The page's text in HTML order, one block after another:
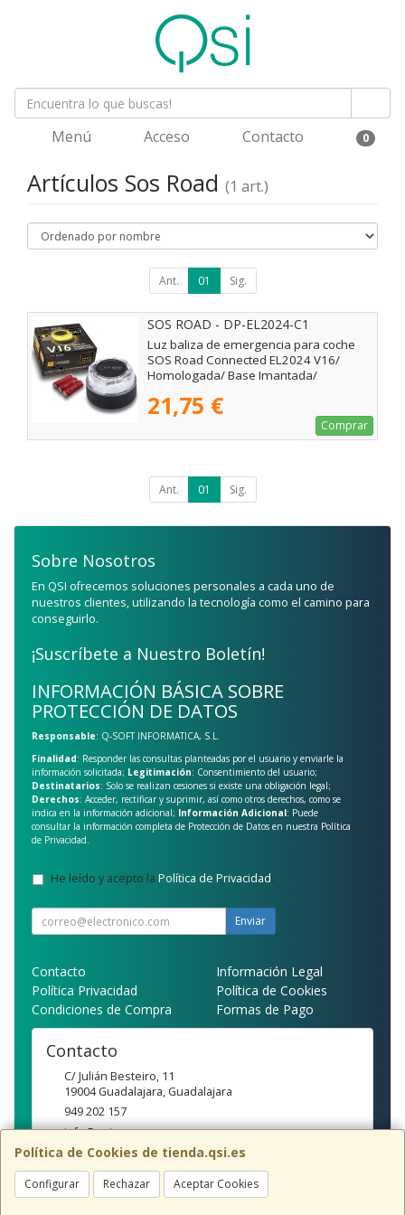
Menú Acceso Contacto 0
Artículos Sos Road (1 art.)
Ant. 01 Sig.
SOS ROAD - DP-EL2024-C1
Luz baliza de emergencia para coche
SOS Road Connected EL2024 V16/
Homologada/ Base Imantada/
21,75 €
Comprar
Ant. 01 Sig.
Política de Cookies de tienda.qsi.es
Configurar Rechazar Aceptar Cookies
Sobre Nosotros
En QSI ofrecemos soluciones personales a cada uno de
nuestros clientes, utilizando la tecnología como el camino para
conseguirlo.
¡Suscríbete a Nuestro Boletín!
INFORMACIÓN BÁSICA SOBRE
PROTECCIÓN DE DATOS
Responsable: Q-SOFT INFORMATICA, S.L.
Finalidad: Responder las consultas planteadas por el usuario y enviarle la
información solicitada; Legitimación: Consentimiento del usuario;
Destinatarios: Solo se realizan cesiones si existe una obligación legal;
Derechos: Acceder, rectificar y suprimir, así como otros derechos, como se
indica en la información adicional; Información Adicional: Puede
consultar la información completa de Protección de Datos en nuestra Política
de Privacidad.
He leído y acepto la Política de Privacidad.
Enviar
Contacto
Información Legal
Política Privacidad
Política de Cookies
Condiciones de Compra
Formas de Pago
Contacto
C/ Julián Besteiro, 11
19004 Guadalajara, Guadalajara
949 202 157
info@qsi.es
Horario